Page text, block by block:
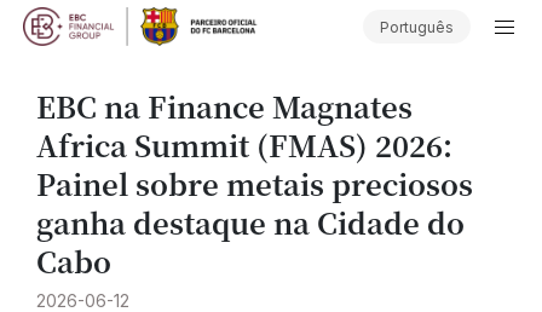
Português
EBC na Finance Magnates
Africa Summit (FMAS) 2026:
Painel sobre metais preciosos
ganha destaque na Cidade do
Cabo
2026-06-12